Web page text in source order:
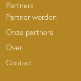
Partners
Partner worden
Onze partners
Over
Contact